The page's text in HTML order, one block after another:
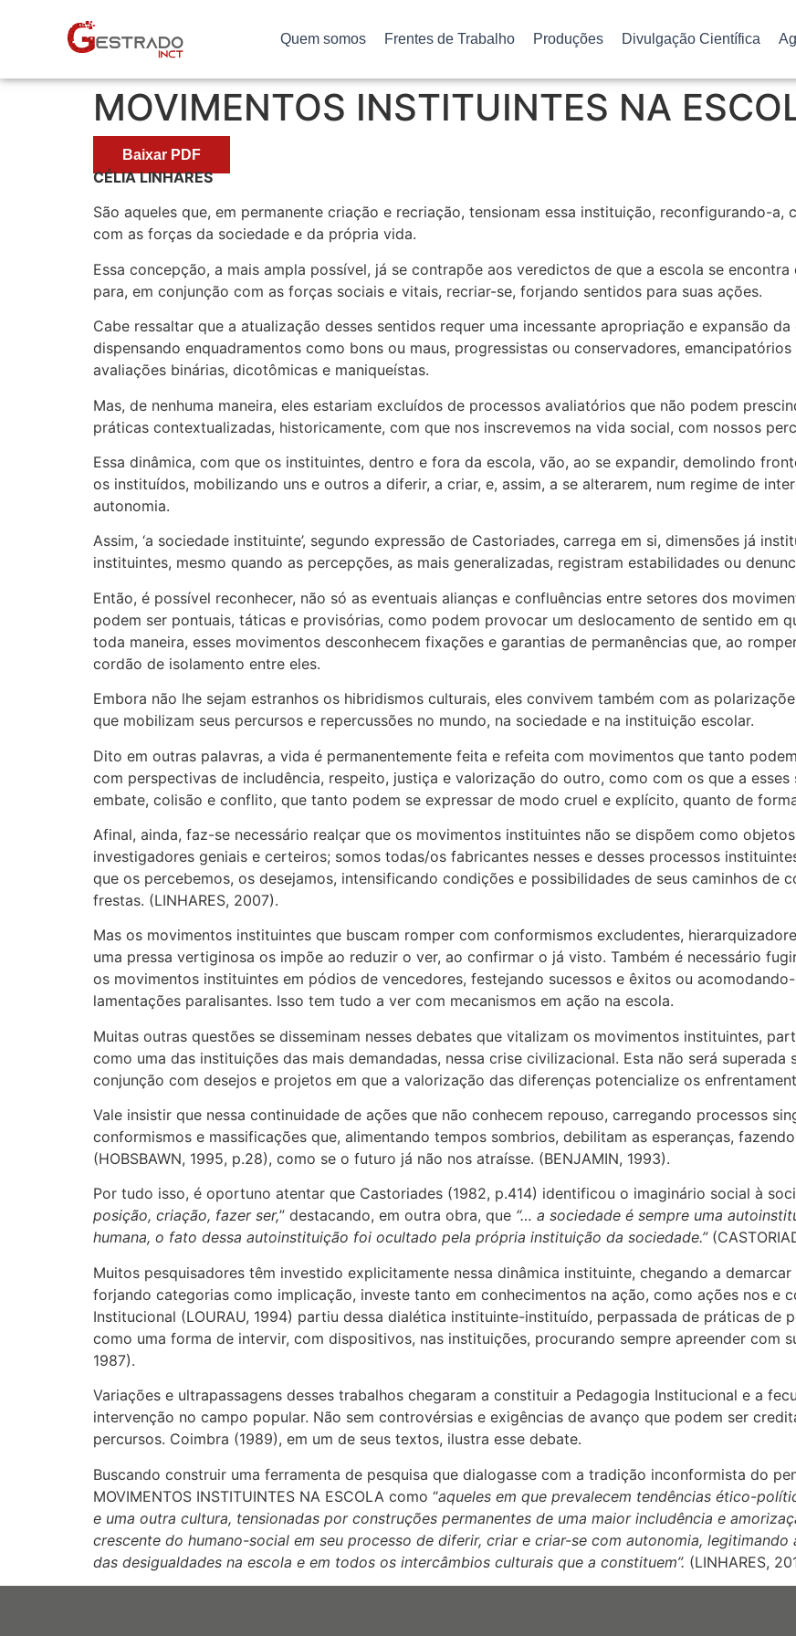
Quem somos Frentes de Trabalho Produções Divulgação Científica
MOVIMENTOS INSTITUINTES NA
Baixar PDF
CÉLIA LINHARES
São aqueles que, em permanente criação e recriação, tensionam essa instituição, reconfigurando-
com as forças da sociedade e da própria vida.
Essa concepção, a mais ampla possível, já se contrapõe aos veredictos de que a escola se
para, em conjunção com as forças sociais e vitais, recriar-se, forjando sentidos para suas ações.
Cabe ressaltar que a atualização desses sentidos requer uma incessante apropriação e expansão
dispensando enquadramentos como bons ou maus, progressistas ou conservadores,
avaliações binárias, dicotômicas e maniqueístas.
Mas, de nenhuma maneira, eles estariam excluídos de processos avaliatórios que não podem
práticas contextualizadas, historicamente, com que nos inscrevemos na vida social, com nossos
Essa dinâmica, com que os instituintes, dentro e fora da escola, vão, ao se expandir, demolindo
os instituídos, mobilizando uns e outros a diferir, a criar, e, assim, a se alterarem, num regime de
autonomia.
Assim, ‘a sociedade instituinte’, segundo expressão de Castoriades, carrega em si, dimensões já
instituintes, mesmo quando as percepções, as mais generalizadas, registram estabilidades ou
Então, é possível reconhecer, não só as eventuais alianças e confluências entre setores dos
podem ser pontuais, táticas e provisórias, como podem provocar um deslocamento de sentido em
toda maneira, esses movimentos desconhecem fixações e garantias de permanências que, ao
cordão de isolamento entre eles.
Embora não lhe sejam estranhos os hibridismos culturais, eles convivem também com as
que mobilizam seus percursos e repercussões no mundo, na sociedade e na instituição escolar.
Dito em outras palavras, a vida é permanentemente feita e refeita com movimentos que tanto
com perspectivas de includência, respeito, justiça e valorização do outro, como com os que a
embate, colisão e conflito, que tanto podem se expressar de modo cruel e explícito, quanto de
Afinal, ainda, faz-se necessário realçar que os movimentos instituintes não se dispõem como
investigadores geniais e certeiros; somos todas/os fabricantes nesses e desses processos
que os percebemos, os desejamos, intensificando condições e possibilidades de seus caminhos de
frestas. (LINHARES, 2007).
Mas os movimentos instituintes que buscam romper com conformismos excludentes,
uma pressa vertiginosa os impõe ao reduzir o ver, ao confirmar o já visto. Também é necessário
os movimentos instituintes em pódios de vencedores, festejando sucessos e êxitos ou
lamentações paralisantes. Isso tem tudo a ver com mecanismos em ação na escola.
Muitas outras questões se disseminam nesses debates que vitalizam os movimentos instituintes,
como uma das instituições das mais demandadas, nessa crise civilizacional. Esta não será
conjunção com desejos e projetos em que a valorização das diferenças potencialize os
Vale insistir que nessa continuidade de ações que não conhecem repouso, carregando processos
conformismos e massificações que, alimentando tempos sombrios, debilitam as esperanças,
(HOBSBAWN, 1995, p.28), como se o futuro já não nos atraísse. (BENJAMIN, 1993).
Por tudo isso, é oportuno atentar que Castoriades (1982, p.414) identificou o imaginário social à
posição, criação, fazer ser,” destacando, em outra obra, que “… a sociedade é sempre uma
humana, o fato dessa autoinstituição foi ocultado pela própria instituição da sociedade.”
Muitos pesquisadores têm investido explicitamente nessa dinâmica instituinte, chegando a
forjando categorias como implicação, investe tanto em conhecimentos na ação, como ações nos e
Institucional (LOURAU, 1994) partiu dessa dialética instituinte-instituído, perpassada de práticas de
como uma forma de intervir, com dispositivos, nas instituições, procurando sempre apreender com
1987).
Variações e ultrapassagens desses trabalhos chegaram a constituir a Pedagogia Institucional e a
intervenção no campo popular. Não sem controvérsias e exigências de avanço que podem ser
percursos. Coimbra (1989), em um de seus textos, ilustra esse debate.
Buscando construir uma ferramenta de pesquisa que dialogasse com a tradição inconformista do
MOVIMENTOS INSTITUINTES NA ESCOLA como “aqueles em que prevalecem tendências ético-
e uma outra cultura, tensionadas por construções permanentes de uma maior includência e
crescente do humano-social em seu processo de diferir, criar e criar-se com autonomia,
das desigualdades na escola e em todos os intercâmbios culturais que a constituem”. (LINHARES,